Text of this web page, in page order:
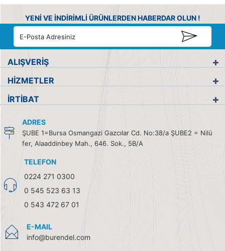
YENİ VE İNDİRİMLİ ÜRÜNLERDEN HABERDAR OLUN !
ALIŞVERİŞ
HİZMETLER
İRTİBAT
ADRES
ŞUBE 1=Bursa Osmangazi Gazcılar Cd. No:38/a ŞUBE2 = Nilü
fer, Alaaddinbey Mah., 646. Sok., 5B/A
TELEFON
0224 271 0300
0 545 523 63 13
0 543 472 67 01
E-MAIL
info@burendel.com